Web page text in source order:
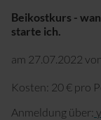
Beikostkurs -
starte ich.
am 27.07.2022
Kosten: 20 € pro
Anmeldung über: